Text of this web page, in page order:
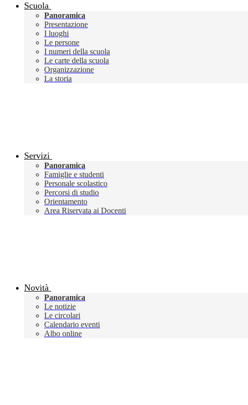
Scuola
Panoramica
Presentazione
I luoghi
Le persone
I numeri della scuola
Le carte della scuola
Organizzazione
La storia
Servizi
Panoramica
Famiglie e studenti
Personale scolastico
Percorsi di studio
Orientamento
Area Riservata ai Docenti
Novità
Panoramica
Le notizie
Le circolari
Calendario eventi
Albo online